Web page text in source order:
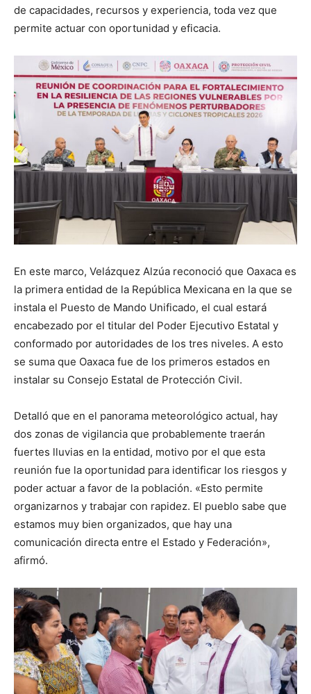
de capacidades, recursos y experiencia, toda vez que
permite actuar con oportunidad y eficacia.
En este marco, Velázquez Alzúa reconoció que Oaxaca es
la primera entidad de la República Mexicana en la que se
instala el Puesto de Mando Unificado, el cual estará
encabezado por el titular del Poder Ejecutivo Estatal y
conformado por autoridades de los tres niveles. A esto
se suma que Oaxaca fue de los primeros estados en
instalar su Consejo Estatal de Protección Civil.
Detalló que en el panorama meteorológico actual, hay
dos zonas de vigilancia que probablemente traerán
fuertes lluvias en la entidad, motivo por el que esta
reunión fue la oportunidad para identificar los riesgos y
poder actuar a favor de la población. «Esto permite
organizarnos y trabajar con rapidez. El pueblo sabe que
estamos muy bien organizados, que hay una
comunicación directa entre el Estado y Federación»,
afirmó.